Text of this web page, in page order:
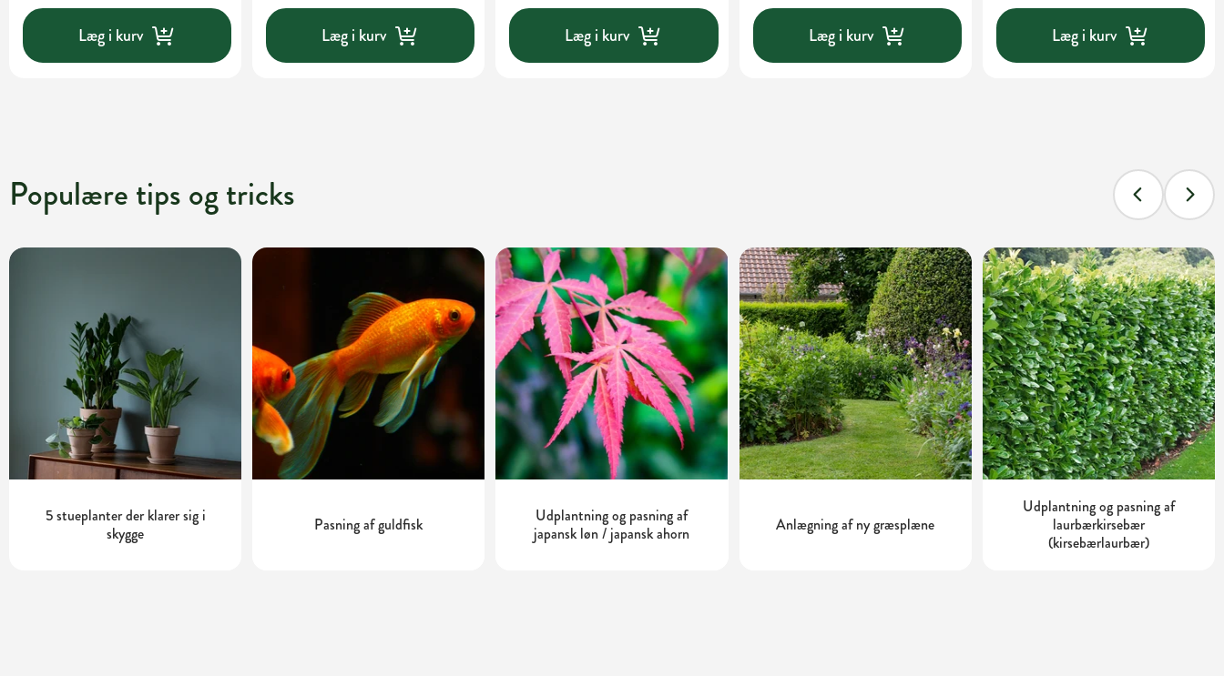
Læg i kurv Læg i kurv Læg i kurv Læg i kurv Læg i kurv
Populære tips og tricks
5 stueplanter der klarer sig i
skygge
Pasning af guldfisk
Udplantning og pasning af
japansk løn / japansk ahorn
Anlægning af ny græsplæne
Udplantning og pasning af
laurbærkirsebær
(kirsebærlaurbær)